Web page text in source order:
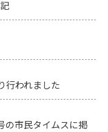
行われました
の市民タイムスに掲